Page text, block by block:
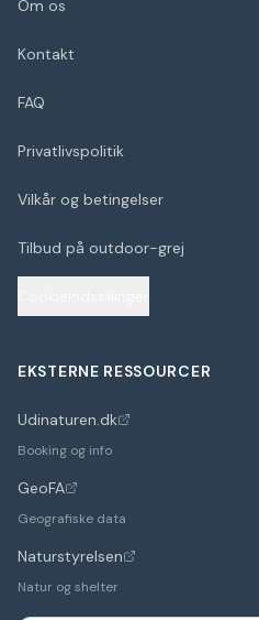
Om os
Kontakt
FAQ
Privatlivspolitik
Vilkår og betingelser
Tilbud på outdoor-grej
EKSTERNE RESSOURCER
Udinaturen.dk
(åbner i nyt faneblad)
Booking og info
GeoFA
(åbner i nyt faneblad)
Geografiske data
Naturstyrelsen
(åbner i nyt faneblad)
Natur og shelter